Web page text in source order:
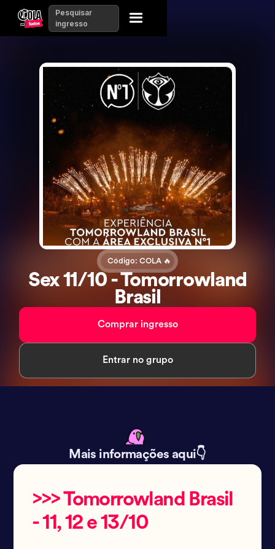
Pesquisar
ingresso
Código: COLA 🔥
Sex 11/10 - Tomorrowland
Brasil
Comprar ingresso
Entrar no grupo
Mais informações aqui👇
>>> Tomorrowland Brasil
- 11, 12 e 13/10